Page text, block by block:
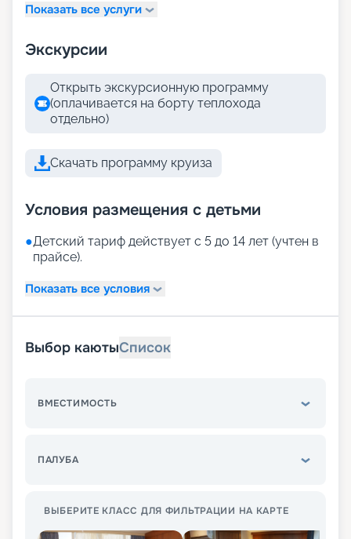
Показать все услуги
Экскурсии
Открыть экскурсионную программу
(оплачивается на борту теплохода
отдельно)
Скачать программу круиза
Условия размещения с детьми
●Детский тариф действует с 5 до 14 лет (учтен в
прайсе).
Показать все условия
Выбор каютыСписок
ВМЕСТИМОСТЬ
ПАЛУБА
ВЫБЕРИТЕ КЛАСС ДЛЯ ФИЛЬТРАЦИИ НА КАРТЕ